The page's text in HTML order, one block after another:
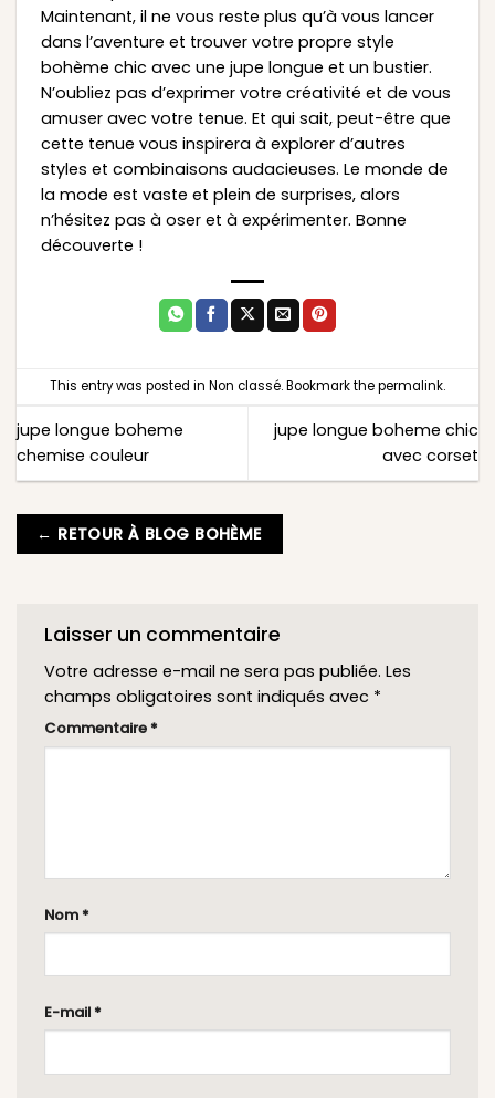
Maintenant, il ne vous reste plus qu’à vous lancer
dans l’aventure et trouver votre propre style
bohème chic avec une jupe longue et un bustier.
N’oubliez pas d’exprimer votre créativité et de vous
amuser avec votre tenue. Et qui sait, peut-être que
cette tenue vous inspirera à explorer d’autres
styles et combinaisons audacieuses. Le monde de
la mode est vaste et plein de surprises, alors
n’hésitez pas à oser et à expérimenter. Bonne
découverte !
This entry was posted in Non classé. Bookmark thepermalink.
jupe longue boheme
chemise couleur
jupe longue boheme chic
avec corset
← RETOUR À BLOG BOHÈME
Laisser un commentaire
Votre adresse e-mail ne sera pas publiée. Les
champs obligatoires sont indiqués avec *
Commentaire *
Nom *
E-mail *